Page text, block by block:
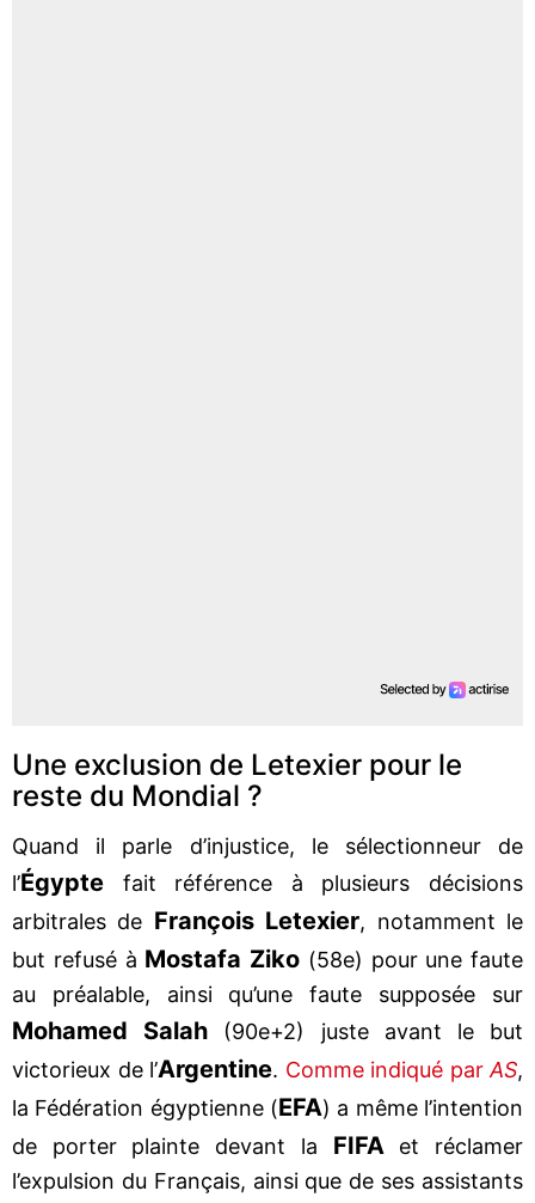
Une exclusion de Letexier pour le
reste du Mondial ?
Quand il parle d’injustice, le sélectionneur de
l’Égypte fait référence à plusieurs décisions
arbitrales de François Letexier, notamment le
but refusé à Mostafa Ziko (58e) pour une faute
au préalable, ainsi qu’une faute supposée sur
Mohamed Salah (90e+2) juste avant le but
victorieux de l’Argentine. Comme indiqué par AS,
la Fédération égyptienne (EFA) a même l’intention
de porter plainte devant la FIFA et réclamer
l’expulsion du Français, ainsi que de ses assistants